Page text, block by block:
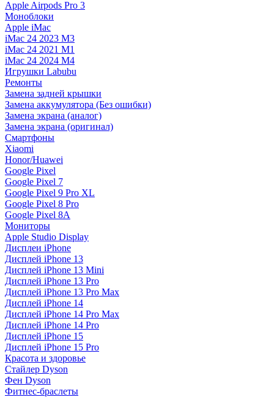
Apple Airpods Pro 3
Моноблоки
Apple iMac
iMac 24 2023 M3
iMac 24 2021 M1
iMac 24 2024 M4
Игрушки Labubu
Ремонты
Замена задней крышки
Замена аккумулятора (Без ошибки)
Замена экрана (аналог)
Замена экрана (оригинал)
Смартфоны
Xiaomi
Honor/Huawei
Google Pixel
Google Pixel 7
Google Pixel 9 Pro XL
Google Pixel 8 Pro
Google Pixel 8A
Мониторы
Apple Studio Display
Дисплеи iPhone
Дисплей iPhone 13
Дисплей iPhone 13 Mini
Дисплей iPhone 13 Pro
Дисплей iPhone 13 Pro Max
Дисплей iPhone 14
Дисплей iPhone 14 Pro Max
Дисплей iPhone 14 Pro
Дисплей iPhone 15
Дисплей iPhone 15 Pro
Красота и здоровье
Стайлер Dyson
Фен Dyson
Фитнес-браслеты